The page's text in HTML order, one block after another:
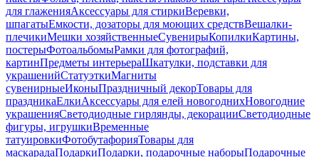
для глаженияАксессуары для стиркиВеревки,
шпагатыЕмкости, дозаторы для моющих средствВешалки-
плечикиМешки хозяйственныеСувенирыКопилкиКартины,
постерыФотоальбомыРамки для фотографий,
картинПредметы интерьераШкатулки, подставки для
украшенийСтатуэткиМагниты
сувенирныеИконыПраздничный декорТовары для
праздникаЕлкиАксессуары для елей новогоднихНовогодние
украшенияСветодиодные гирлянды, декорацииСветодиодные
фигуры, игрушкиВременные
татуировкиФотобутафорияТовары для
маскарадаПодаркиПодарки, подарочные наборыПодарочные